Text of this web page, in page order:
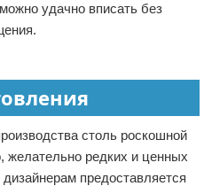
удачно вписать без
столь роскошной
желательно редких и ценных
предоставляется